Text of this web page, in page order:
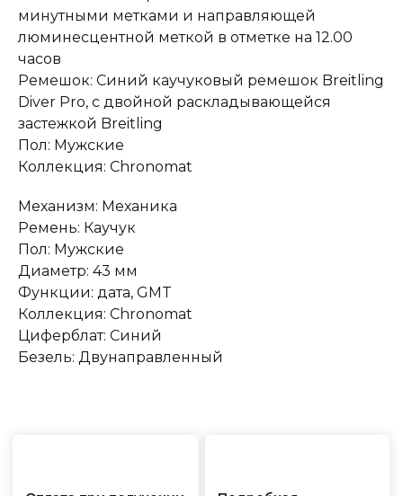
минутными метками и направляющей
люминесцентной меткой в отметке на 12.00
часов
Ремешок: Синий каучуковый ремешок Breitling
Diver Pro, с двойной раскладывающейся
застежкой Breitling
Пол: Мужские
Коллекция: Chronomat
Механизм: Механика
Ремень: Каучук
Пол: Мужские
Диаметр: 43 мм
Функции: дата, GMT
Коллекция: Chronomat
Циферблат: Синий
Безель: Двунаправленный
Оплата при получении
после примерки и
осмотра товара
Подробная
Сервисное
обслуживание
распространяется
Реплики только